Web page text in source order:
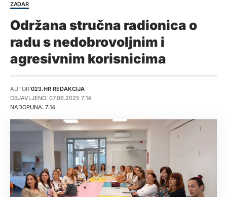
ZADAR
Održana stručna radionica o
radu s nedobrovoljnim i
agresivnim korisnicima
NADOPUNA: 7:14
AUTOR:023.HR REDAKCIJA
OBJAVLJENO: 07.06.2025 7:14